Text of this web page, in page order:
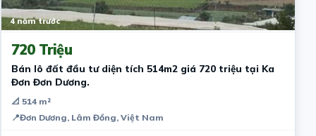
4 năm trước
720 Triệu
Bán lô đất đầu tư diện tích 514m2 giá 720 triệu tại Ka
Đơn Đơn Dương.
📐 514 m²
📍Đơn Dương, Lâm Đồng, Việt Nam